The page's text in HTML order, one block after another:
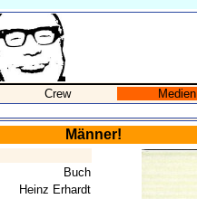
Crew Medien
Männer!
Buch
Heinz Erhardt